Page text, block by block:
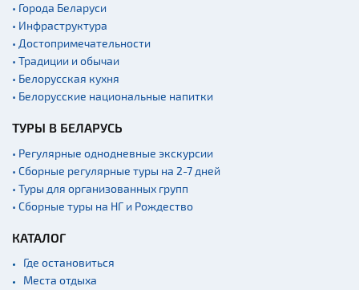
заказники
Концертные залы
Аэропорты
Железнодорожные
вокзалы
Речной транспорт и
причалы
• Города Беларуси
• Инфраструктура
• Достопримечательности
• Традиции и обычаи
• Белорусская кухня
• Белорусские национальные напитки
ТУРЫ В БЕЛАРУСЬ
• Регулярные однодневные экскурсии
• Сборные регулярные туры на 2-7 дней
• Туры для организованных групп
• Сборные туры на НГ и Рождество
КАТАЛОГ
Где остановиться
Места отдыха